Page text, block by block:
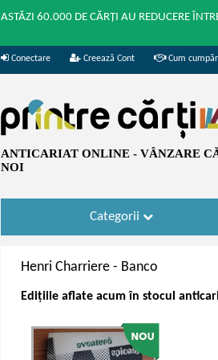
ASTĂZI 60.000 DE CĂRȚI AU REDUCERE
Conectare Creează Cont Cum cumpăr
ANTICARIAT ONLINE - VÂNZARE
NOI
Categorii
Henri Charriere - Banco
Edițiile aflate acum în stocul